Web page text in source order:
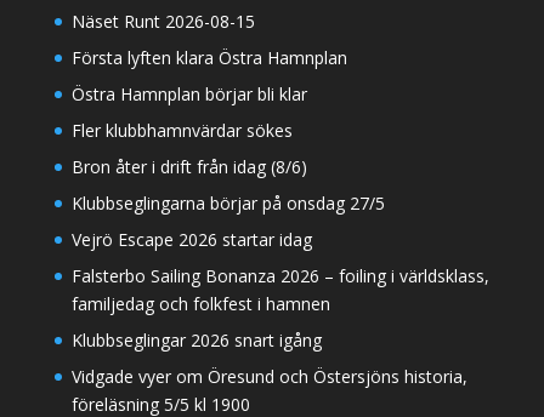
Näset Runt 2026-08-15
Första lyften klara Östra Hamnplan
Östra Hamnplan börjar bli klar
Fler klubbhamnvärdar sökes
Bron åter i drift från idag (8/6)
Klubbseglingarna börjar på onsdag 27/5
Vejrö Escape 2026 startar idag
Falsterbo Sailing Bonanza 2026 – foiling i världsklass,
familjedag och folkfest i hamnen
Klubbseglingar 2026 snart igång
Vidgade vyer om Öresund och Östersjöns historia,
föreläsning 5/5 kl 1900